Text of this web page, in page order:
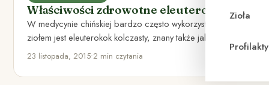
Zioła
Właściwości zdrowotne eleuterokoka
W medycynie chińskiej bardzo często wykorzystywanym
ziołem jest eleuterokok kolczasty, znany także jako żeń-
szeń syberyjski. Nie jest to…
23 listopada, 2015•2 min czytania